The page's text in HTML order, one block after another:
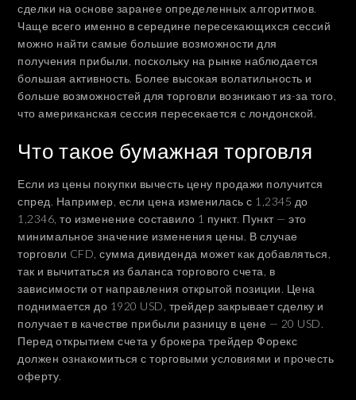
сделки на основе заранее определенных алгоритмов.
Чаще всего именно в середине пересекающихся сессий
можно найти самые большие возможности для
получения прибыли, поскольку на рынке наблюдается
большая активность. Более высокая волатильность и
больше возможностей для торговли возникают из-за того,
что американская сессия пересекается с лондонской.
Что такое бумажная торговля
Если из цены покупки вычесть цену продажи получится
спред. Например, если цена изменилась с 1,2345 до
1,2346, то изменение составило 1 пункт. Пункт — это
минимальное значение изменения цены. В случае
торговли CFD, сумма дивиденда может как добавляться,
так и вычитаться из баланса торгового счета, в
зависимости от направления открытой позиции. Цена
поднимается до 1920 USD, трейдер закрывает сделку и
получает в качестве прибыли разницу в цене — 20 USD.
Перед открытием счета у брокера трейдер Форекс
должен ознакомиться с торговыми условиями и прочесть
оферту.